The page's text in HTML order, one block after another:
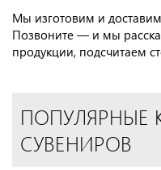
Мы изготовим и
Позвоните — и мы
продукции, подсчитаем
ПОПУЛЯРНЫЕ
СУВЕНИРОВ